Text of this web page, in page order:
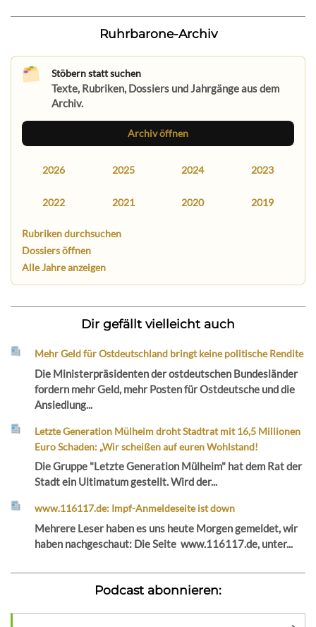
Ruhrbarone-Archiv
Stöbern statt suchen
Texte, Rubriken, Dossiers und Jahrgänge aus dem
Archiv.
Archiv öffnen
2026 2025 2024 2023
2022 2021 2020 2019
Rubriken durchsuchen
Dossiers öffnen
Alle Jahre anzeigen
Dir gefällt vielleicht auch
Mehr Geld für Ostdeutschland bringt keine politische Rendite
Die Ministerpräsidenten der ostdeutschen Bundesländer
fordern mehr Geld, mehr Posten für Ostdeutsche und die
Ansiedlung...
Letzte Generation Mülheim droht Stadtrat mit 16,5 Millionen
Euro Schaden: „Wir scheißen auf euren Wohlstand!
Die Gruppe "Letzte Generation Mülheim" hat dem Rat der
Stadt ein Ultimatum gestellt. Wird der...
www.116117.de: Impf-Anmeldeseite ist down
Mehrere Leser haben es uns heute Morgen gemeldet, wir
haben nachgeschaut: Die Seite www.116117.de, unter...
Podcast abonnieren: